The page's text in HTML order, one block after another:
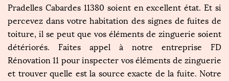
Pradelles Cabardes 11380 soient en excellent état. Et si
percevez dans votre habitation des signes de fuites de
toiture, il se peut que vos éléments de zinguerie soient
détériorés. Faites appel à notre entreprise FD
Rénovation 11 pour inspecter vos éléments de zinguerie
et trouver quelle est la source exacte de la fuite. Notre